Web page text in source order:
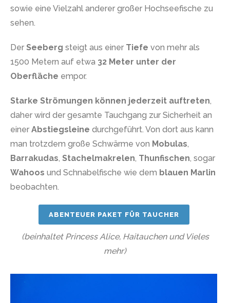
sowie eine Vielzahl anderer großer Hochseefische zu
sehen.
Der Seeberg steigt aus einer Tiefe von mehr als
1500 Metern auf etwa 32 Meter unter der
Oberfläche empor.
Starke Strömungen können jederzeit auftreten,
daher wird der gesamte Tauchgang zur Sicherheit an
einer Abstiegsleine durchgeführt. Von dort aus kann
man trotzdem große Schwärme von Mobulas,
Barrakudas, Stachelmakrelen, Thunfischen, sogar
Wahoos und Schnabelfische wie dem blauen Marlin
beobachten.
ABENTEUER PAKET FÜR TAUCHER
(beinhaltet Princess Alice, Haitauchen und Vieles
mehr)